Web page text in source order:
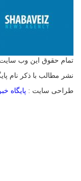
تمام حقوق این وب
نشر مطالب با ذکر نام
طراحی سایت : پایگاه